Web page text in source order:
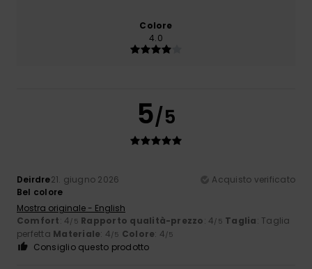
Colore
4.0
5/5
Deirdre21. giugno 2026
Acquisto verificato
Bel colore
Mostra originale - English
Comfort: 4/5 Rapporto qualità-prezzo: 4/5 Taglia: Taglia
perfetta Materiale: 4/5 Colore: 4/5
Consiglio questo prodotto